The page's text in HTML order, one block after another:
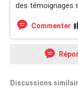
des témoignages
Commenter
Discussions